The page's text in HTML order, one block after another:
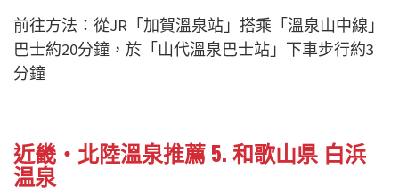
前往方法：從JR「加賀溫泉站」搭乘「溫泉山中線」
巴士約20分鐘，於「山代溫泉巴士站」下車步行約3
分鐘
近畿・北陸溫泉推薦 5. 和歌山県 白浜
温泉